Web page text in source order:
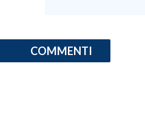
COMMENTI